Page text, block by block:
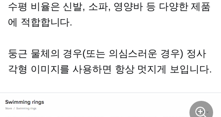
수평 비율은 신발, 소파, 영양바 등 다양한 제품
에 적합합니다.
둥근 물체의 경우(또는 의심스러운 경우) 정사
각형 이미지를 사용하면 항상 멋지게 보입니다.